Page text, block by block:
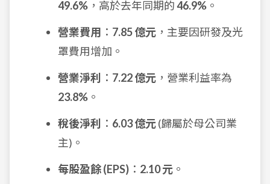
49.6% ，高於去年同期的46.9% 。
營業費用 ： 7.85 億元 ，主要因研發及光
罩費用增加。
營業淨利
： 7.22 億元 ，營業利益率為
23.8% 。
稅後淨利
： 6.03 億元(歸屬於母公司業
主)。
每股盈餘 (EPS) ： 2.10 元 。